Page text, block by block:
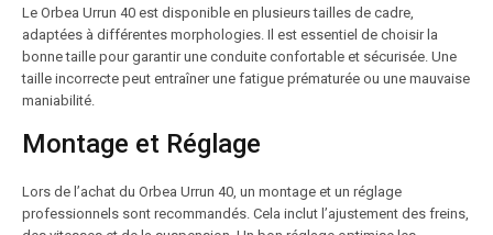
Le Orbea Urrun 40 est disponible en plusieurs tailles de cadre,
adaptées à différentes morphologies. Il est essentiel de choisir la
bonne taille pour garantir une conduite confortable et sécurisée. Une
taille incorrecte peut entraîner une fatigue prématurée ou une mauvaise
maniabilité.
Montage et Réglage
Lors de l’achat du Orbea Urrun 40, un montage et un réglage
professionnels sont recommandés. Cela inclut l’ajustement des freins,